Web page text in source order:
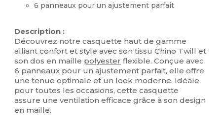
6 panneaux pour un ajustement parfait
Description :
Découvrez notre casquette haut de gamme
alliant confort et style avec son tissu Chino Twill et
son dos en maille polyester flexible. Conçue avec
6 panneaux pour un ajustement parfait, elle offre
une tenue optimale et un look moderne. Idéale
pour toutes les occasions, cette casquette
assure une ventilation efficace grâce à son design
en maille.